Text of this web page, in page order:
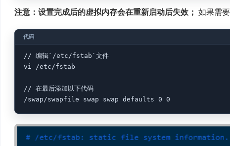
注意：设置完成后的虚拟内存会在重新启动后失效； 如果需
// 编辑`/etc/fstab`文件
vi /etc/fstab
// 在最后添加以下代码
/swap/swapfile swap swap defaults 0 0